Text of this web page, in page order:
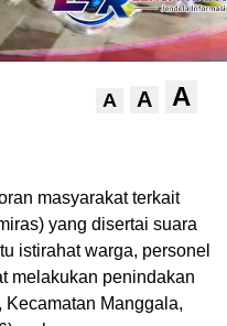
A A A
masyarakat terkait
yang disertai suara
istirahat warga, personel
melakukan penindakan
Manggala,